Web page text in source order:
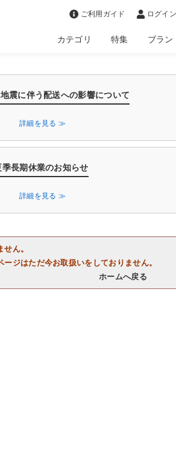
ご利用ガイド ログイ
カテゴリ 特集 ブラン
震に伴う配送への影響について
詳細を見る ≫
季長期休業のお知らせ
詳細を見る ≫
ん。
ージはただ今お取扱いをしておりません。
ホームへ戻る